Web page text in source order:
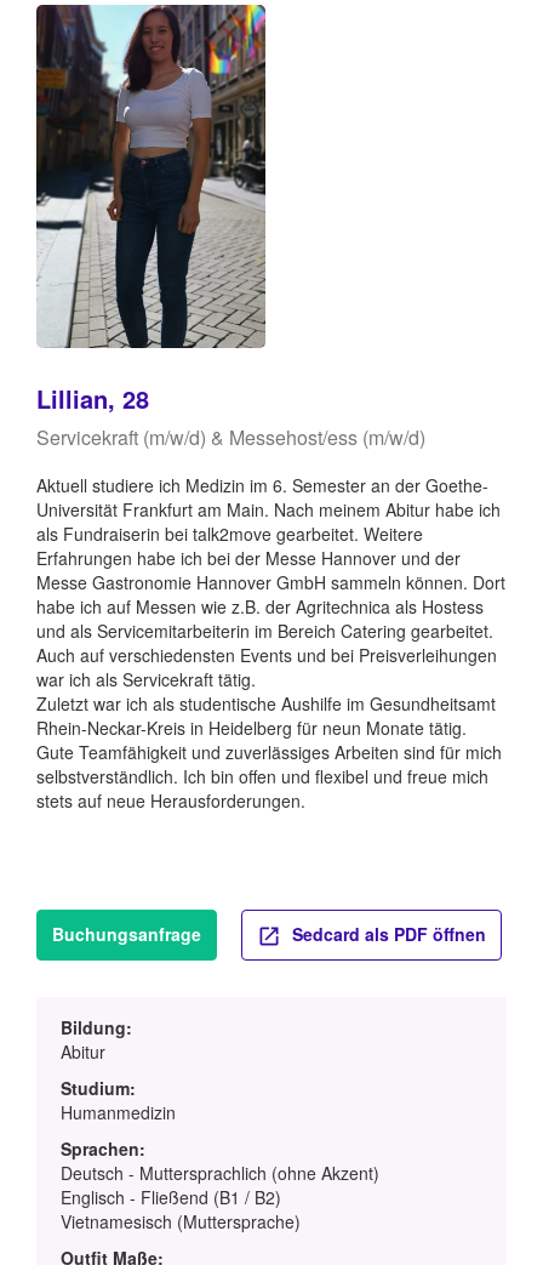
Lillian, 28
Servicekraft (m/w/d) & Messehost/ess (m/w/d)
Aktuell studiere ich Medizin im 6. Semester an der Goethe-
Universität Frankfurt am Main. Nach meinem Abitur habe ich
als Fundraiserin bei talk2move gearbeitet. Weitere
Erfahrungen habe ich bei der Messe Hannover und der
Messe Gastronomie Hannover GmbH sammeln können. Dort
habe ich auf Messen wie z.B. der Agritechnica als Hostess
und als Servicemitarbeiterin im Bereich Catering gearbeitet.
Auch auf verschiedensten Events und bei Preisverleihungen
war ich als Servicekraft tätig.
Zuletzt war ich als studentische Aushilfe im Gesundheitsamt
Rhein-Neckar-Kreis in Heidelberg für neun Monate tätig.
Gute Teamfähigkeit und zuverlässiges Arbeiten sind für mich
selbstverständlich. Ich bin offen und flexibel und freue mich
stets auf neue Herausforderungen.
Buchungsanfrage Sedcard als PDF öffnen
Bildung:
Abitur
Studium:
Humanmedizin
Sprachen:
Deutsch - Muttersprachlich (ohne Akzent)
Englisch - Fließend (B1 / B2)
Vietnamesisch (Muttersprache)
Outfit Maße: